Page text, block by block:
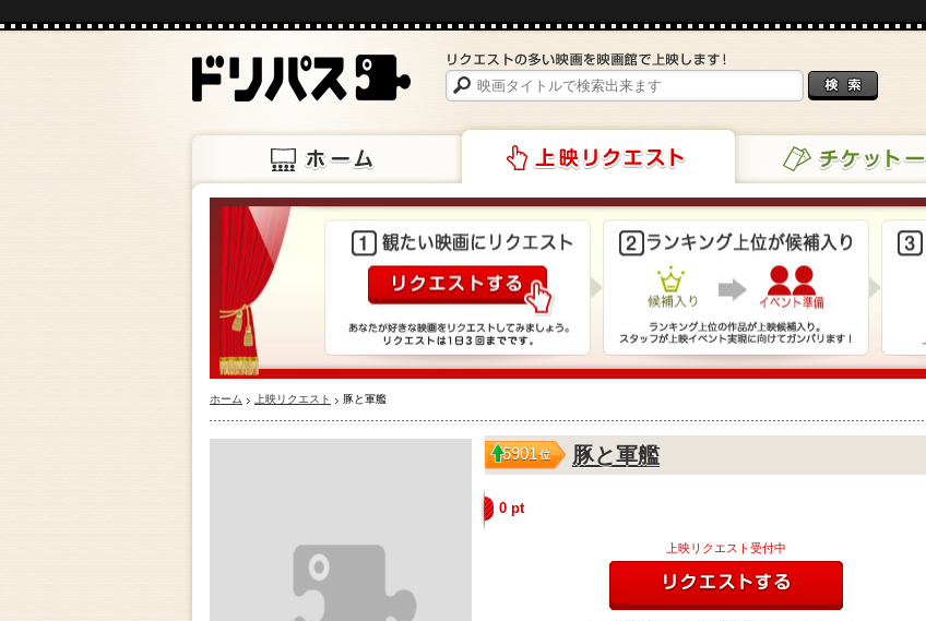
チケット一覧
ホーム 上映リクエスト 豚と軍艦
5901位 豚と軍艦
0 pt
上映リクエスト受付中